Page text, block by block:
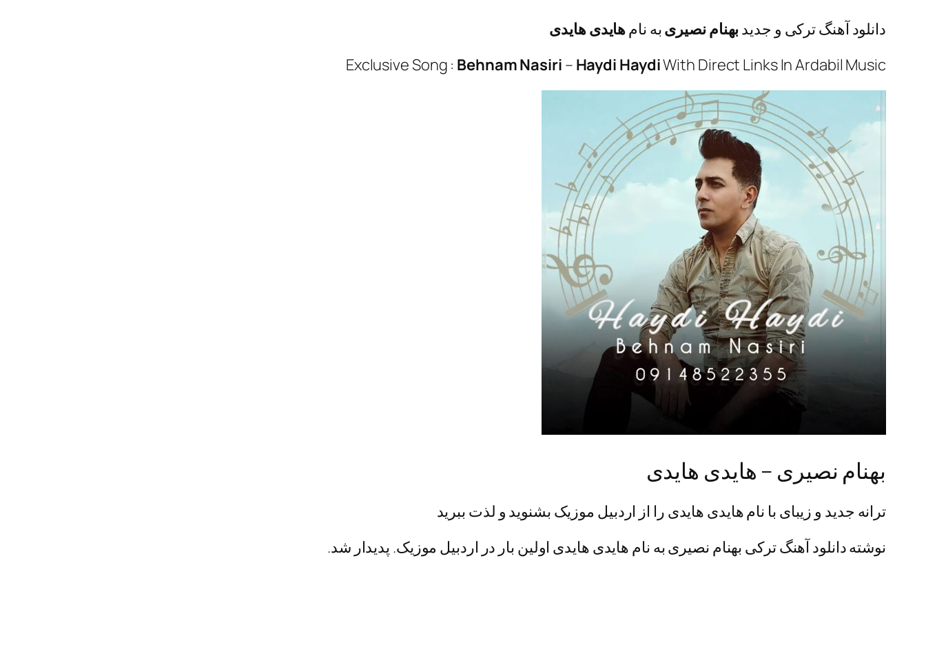
دانلود آهنگ ترکی و جدیدبهنام نصیریبه نامهایدی هایدی
Exclusive Song : Behnam Nasiri – Haydi HaydiWith Direct Links In Ardabil Music
بهنام نصیری – هایدی هایدی
ترانه جدید و زیبای با نام هایدی هایدی را از اردبیل موزیک بشنوید و لذت ببرید
نوشته دانلود آهنگ ترکی بهنام نصیری به نام هایدی هایدی اولین بار در اردبیل موزیک. پدیدار شد.